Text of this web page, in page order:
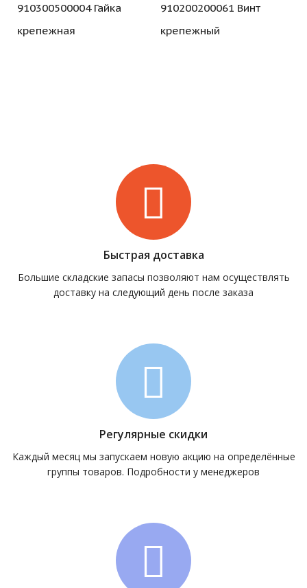
910300500004 Гайка
крепежная
910200200061 Винт
крепежный
Быстрая доставка
Большие складские запасы позволяют нам осуществлять
доставку на следующий день после заказа
Регулярные скидки
Каждый месяц мы запускаем новую акцию на определённые
группы товаров. Подробности у менеджеров